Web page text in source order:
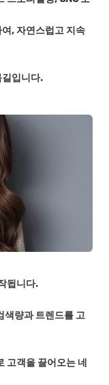
, 자연스럽고 지속
길입니다.
됩니다.
색량과 트렌드를 고
고객을 끌어오는 네